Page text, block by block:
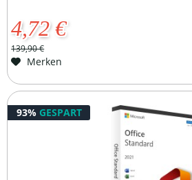
4,72 €
139,90 €
Merken
93% GESPART